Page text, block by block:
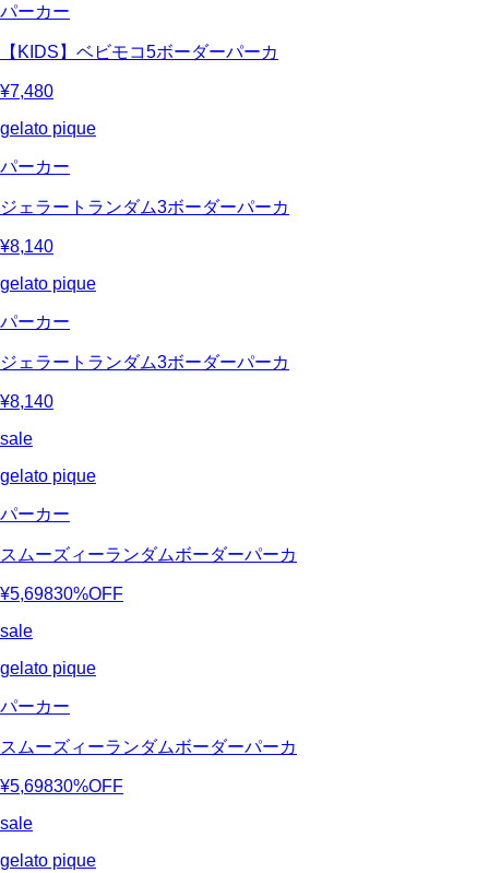
パーカー
【KIDS】ベビモコ5ボーダーパーカ
¥7,480
gelato pique
パーカー
ジェラートランダム3ボーダーパーカ
¥8,140
gelato pique
パーカー
ジェラートランダム3ボーダーパーカ
¥8,140
sale
gelato pique
パーカー
スムーズィーランダムボーダーパーカ
¥5,69830%OFF
sale
gelato pique
パーカー
スムーズィーランダムボーダーパーカ
¥5,69830%OFF
sale
gelato pique